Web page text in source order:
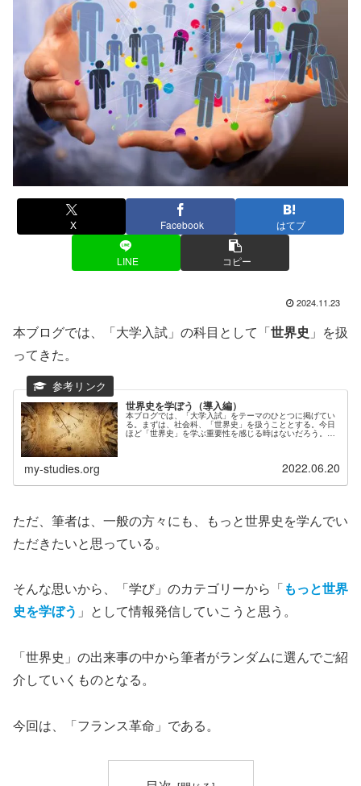
X Facebook はてブ
LINE コピー
2024.11.23
本ブログでは、「大学入試」の科目として「世界史 」を扱
ってきた。
世界史を学ぼう（導入編）
本ブログでは、「大学入試」をテーマのひとつに掲げてい
る。まずは、社会科、「世界史」を扱うこととする。今日
ほど「世界史」を学ぶ重要性を感じる時はないだろう。今
my-studies.org 2022.06.20
ただ、筆者は、一般の方々にも、もっと世界史を学んでい
ただきたいと思っている。
そんな思いから、「学び」のカテゴリーから「もっと世界
史を学ぼう 」として情報発信していこうと思う。
「世界史」の出来事の中から筆者がランダムに選んでご紹
介していくものとなる。
今回は、「フランス革命」である。